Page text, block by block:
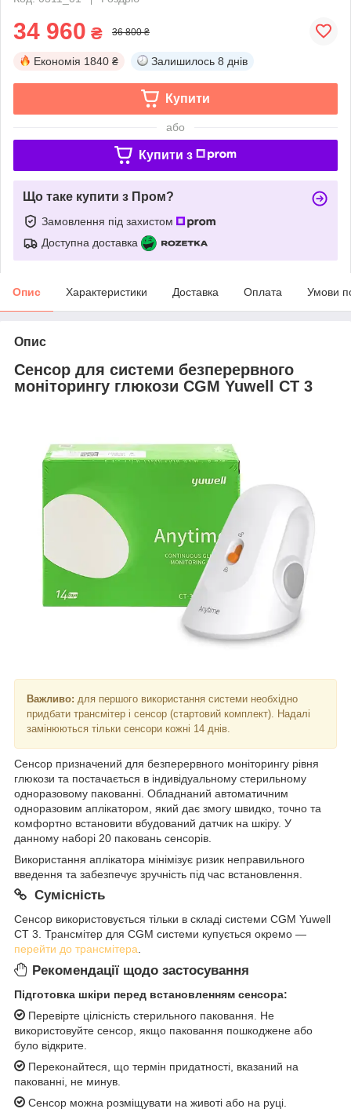
34 960 ₴ 36 800 ₴
Економія 1840 ₴ Залишилось 8 днів
Купити
або
Купити з
Що таке купити з Пром?
Замовлення під захистом
Доступна доставка
Опис Характеристики Доставка Оплата Умови
Опис
Сенсор для системи безперервного
моніторингу глюкози CGM Yuwell CT 3
Важливо: для першого використання системи необхідно
придбати трансмітер і сенсор (стартовий комплект). Надалі
замінюються тільки сенсори кожні 14 днів.
Сенсор призначений для безперервного моніторингу рівня
глюкози та постачається в індивідуальному стерильному
одноразовому пакованні. Обладнаний автоматичним
одноразовим аплікатором, який дає змогу швидко, точно та
комфортно встановити вбудований датчик на шкіру. У
данному наборі 20 паковань сенсорів.
Використання аплікатора мінімізує ризик неправильного
введення та забезпечує зручність під час встановлення.
Сумісність
Сенсор використовується тільки в складі системи CGM Yuwell
CT 3. Трансмітер для CGM системи купується окремо —
перейти до трансмітера
Рекомендації щодо застосування
Підготовка шкіри перед встановленням сенсора:
Перевірте цілісність стерильного паковання. Не
використовуйте сенсор, якщо паковання пошкоджене або
було відкрите.
Переконайтеся, що термін придатності, вказаний на
пакованні, не минув.
Сенсор можна розміщувати на животі або на руці.